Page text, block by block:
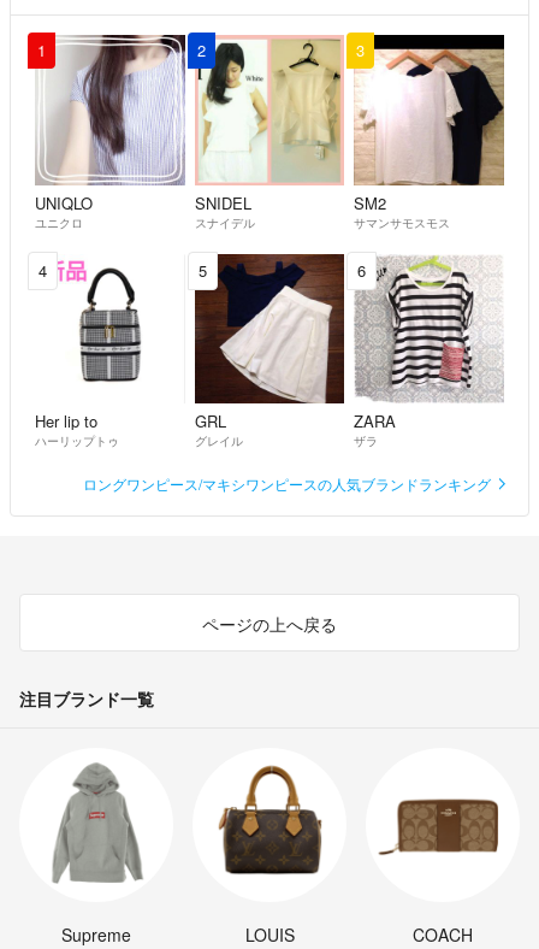
1
UNIQLO
ユニクロ
2
SNIDEL
スナイデル
3
SM2
サマンサモスモス
4
Her lip to
ハーリップトゥ
5
GRL
グレイル
6
ZARA
ザラ
ロングワンピース/マキシワンピースの人気ブランドランキング
ページの上へ戻る
注目ブランド一覧
Supreme
LOUIS
COACH